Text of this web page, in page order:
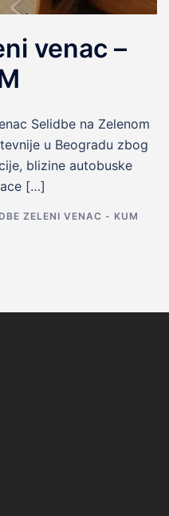
venac –
Selidbe na Zelenom
u Beogradu zbog
blizine autobuske
[…]
ZELENI VENAC - KUM